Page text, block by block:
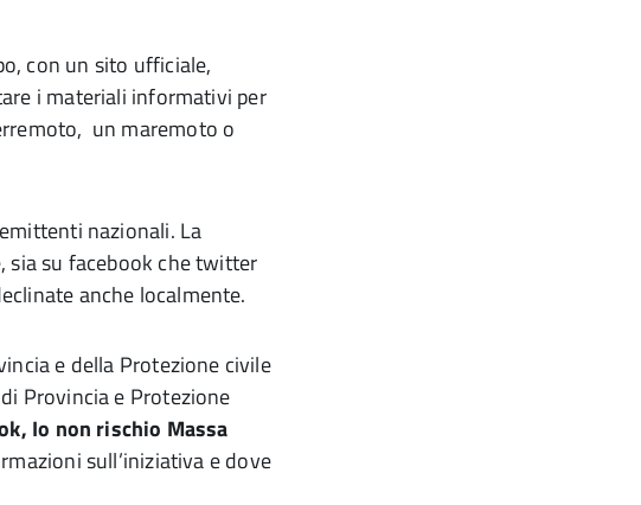
con un sito ufficiale,
i materiali informativi per
un maremoto o
nazionali. La
sia su facebook che twitter
anche localmente.
e della Protezione civile
Provincia e Protezione
Io non rischio Massa
sull’iniziativa e dove